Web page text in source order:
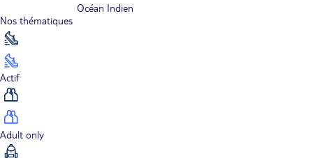
Océan Indien
Nos thématiques
Actif
Adult only